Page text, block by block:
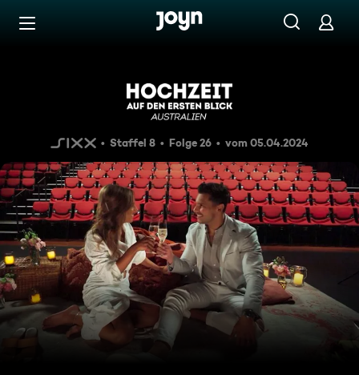
Zum Inhalt springen
Die ersten finalen Dates
Staffel 8 Folge 26 vom 05.04.2024